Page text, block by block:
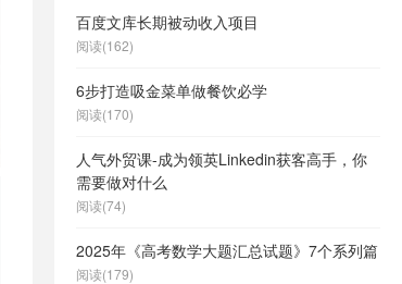
百度文库长期被动收入项目
阅读(162)
6步打造吸金菜单做餐饮必学
阅读(170)
人气外贸课-成为领英Linkedin获客高手，你
需要做对什么
阅读(74)
2025年《高考数学大题汇总试题》7个系列篇
阅读(179)